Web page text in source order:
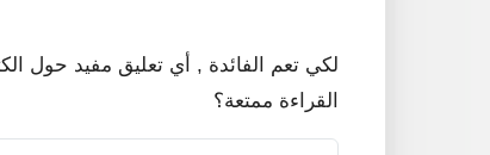
لكي تعم الفائدة , أي تعليق مفيد حول
القراءة ممتعة؟